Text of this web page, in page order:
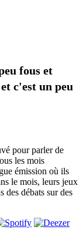
fous et
c'est un peu
pour parler de
les mois
émission où ils
le mois, leurs jeux
des débats sur des